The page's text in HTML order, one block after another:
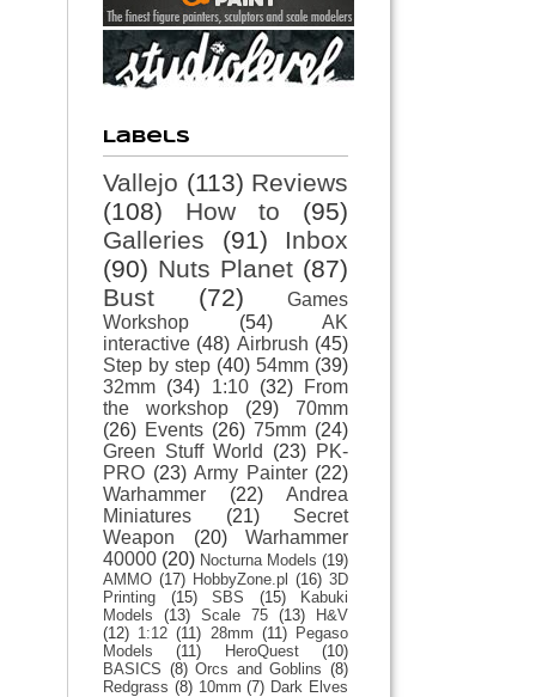
Labels
Vallejo (113) Reviews
(108)
How to
(95)
Galleries
(91)
Inbox
(90) Nuts Planet (87)
Bust
(72)
Games
Workshop
(54)
AK
interactive (48) Airbrush (45)
Step by step (40) 54mm (39)
32mm (34) 1:10 (32)
From
the workshop
(29)
70mm
(26) Events (26) 75mm (24)
Green Stuff World
(23) PK-
PRO (23) Army Painter (22)
Warhammer
(22)
Andrea
Miniatures
(21)
Secret
Weapon
(20)
Warhammer
40000 (20) Nocturna Models (19)
AMMO (17) HobbyZone.pl (16) 3D
Printing
(15) SBS (15)
Kabuki
Models
(13) Scale 75 (13)
H&V
(12) 1:12 (11) 28mm (11) Pegaso
Models
(11) HeroQuest
(10)
BASICS (8) Orcs and Goblins (8)
Redgrass (8) 10mm (7) Dark Elves